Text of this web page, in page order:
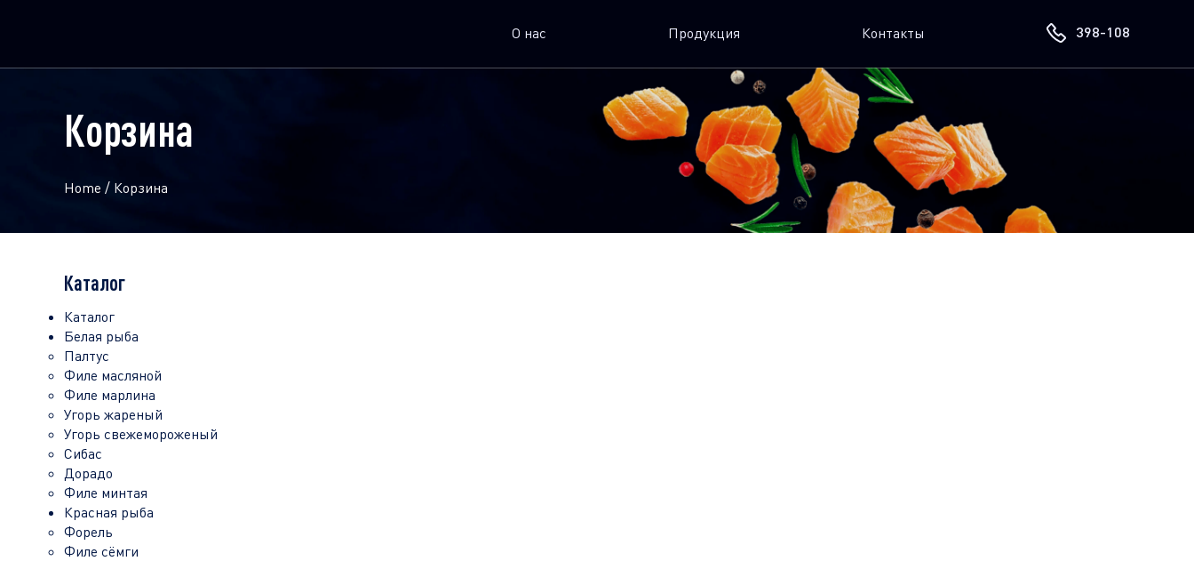
О нас Продукция Контакты 398-108
Корзина
Home / Корзина
Каталог
Каталог
Белая рыба
Палтус
Филе масляной
Филе марлина
Угорь жареный
Угорь свежемороженый
Сибас
Дорадо
Филе минтая
Красная рыба
Форель
Филе сёмги